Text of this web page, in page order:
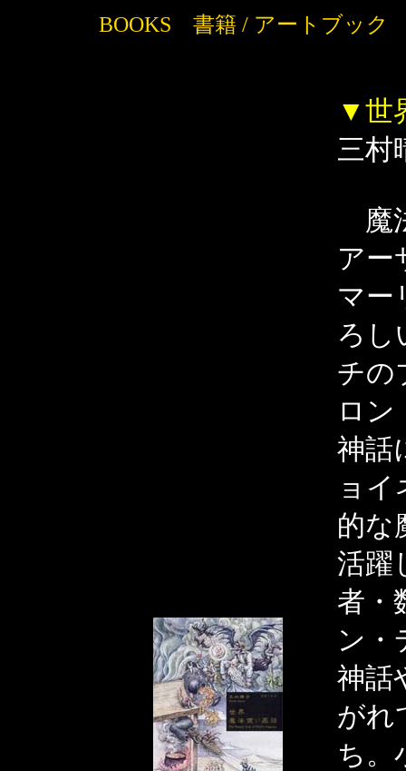
BOOKS 書籍 / アートブック
▼世
三村
魔
アー
マー
ろし
チの
ロン
神話
ョ
的な
活躍
者・
ン
神話
がれ
ち。